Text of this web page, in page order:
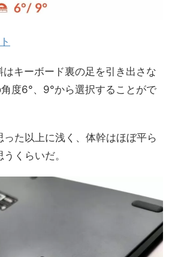
キーボード裏の足を引き出さな
度6°、9°から選択することがで
った以上に浅く、体幹はほぼ平ら
くらいだ。